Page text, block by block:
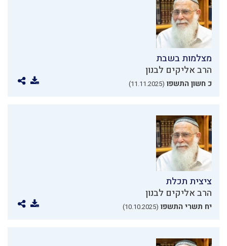
מצלמות בשבת
הרב אליקים לבנון
כ חשון התשפו (11.11.2025)
ציצית תכלת
הרב אליקים לבנון
יח תשרי התשפו (10.10.2025)